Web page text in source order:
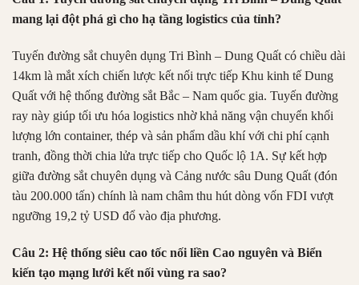
mang lại đột phá gì cho hạ tầng logistics của tỉnh?
Tuyến đường sắt chuyên dụng Tri Bình – Dung Quất có chiều dài
14km là mắt xích chiến lược kết nối trực tiếp Khu kinh tế Dung
Quất với hệ thống đường sắt Bắc – Nam quốc gia. Tuyến đường
ray này giúp tối ưu hóa logistics nhờ khả năng vận chuyển khối
lượng lớn container, thép và sản phẩm dầu khí với chi phí cạnh
tranh, đồng thời chia lửa trực tiếp cho Quốc lộ 1A. Sự kết hợp
giữa đường sắt chuyên dụng và Cảng nước sâu Dung Quất (đón
tàu 200.000 tấn) chính là nam châm thu hút dòng vốn FDI vượt
ngưỡng 19,2 tỷ USD đổ vào địa phương.
Câu 2: Hệ thống siêu cao tốc nối liền Cao nguyên và Biển
kiến tạo mạng lưới kết nối vùng ra sao?